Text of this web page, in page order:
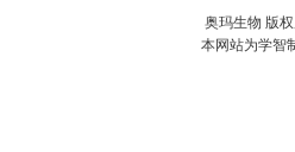
奥玛生物 版
本网站为学智